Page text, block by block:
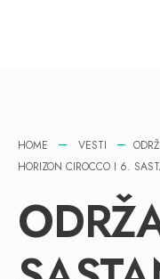
HOME VESTI
HORIZON CIROCCO I 6.